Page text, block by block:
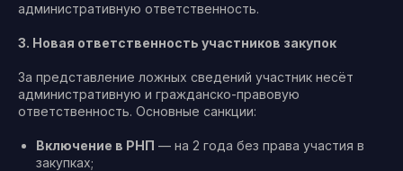
административную ответственность.
3. Новая ответственность участников закупок
За представление ложных сведений участник несёт
административную и гражданско-правовую
ответственность. Основные санкции:
Включение в РНП — на 2 года без права участия в
закупках;